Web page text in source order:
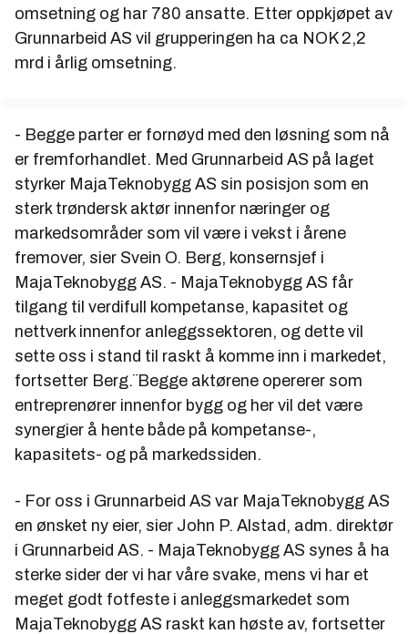
omsetning og har 780 ansatte. Etter oppkjøpet av
Grunnarbeid AS vil grupperingen ha ca NOK 2,2
mrd i årlig omsetning.
- Begge parter er fornøyd med den løsning som nå
er fremforhandlet. Med Grunnarbeid AS på laget
styrker MajaTeknobygg AS sin posisjon som en
sterk trøndersk aktør innenfor næringer og
markedsområder som vil være i vekst i årene
fremover, sier Svein O. Berg, konsernsjef i
MajaTeknobygg AS. - MajaTeknobygg AS får
tilgang til verdifull kompetanse, kapasitet og
nettverk innenfor anleggssektoren, og dette vil
sette oss i stand til raskt å komme inn i markedet,
fortsetter Berg.¨Begge aktørene opererer som
entreprenører innenfor bygg og her vil det være
synergier å hente både på kompetanse-,
kapasitets- og på markedssiden.
- For oss i Grunnarbeid AS var MajaTeknobygg AS
en ønsket ny eier, sier John P. Alstad, adm. direktør
i Grunnarbeid AS. - MajaTeknobygg AS synes å ha
sterke sider der vi har våre svake, mens vi har et
meget godt fotfeste i anleggsmarkedet som
MajaTeknobygg AS raskt kan høste av, fortsetter